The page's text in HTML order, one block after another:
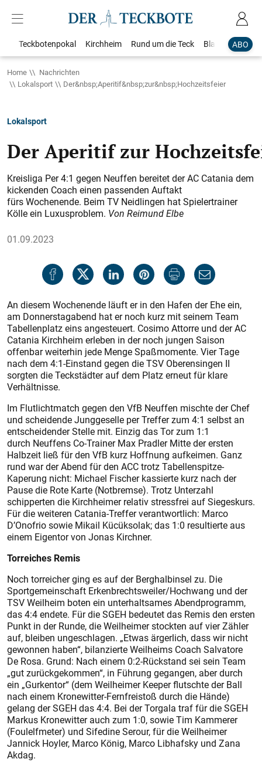
ABO
Teckbotenpokal Kirchheim Rund um die Teck Blaulicht
Home
Nachrichten
Lokalsport
Der&nbsp;Aperitif&nbsp;zur&nbsp;Hochzeitsfeier
Lokalsport
Der Aperitif zur
Kreisliga Per 4:1 gegen Neuffen bereitet der AC Catania dem
kickenden Coach einen passenden Auftakt
fürs Wochenende. Beim TV Neidlingen hat Spielertrainer
Kölle ein Luxusproblem. Von Reimund Elbe
01.09.2023
An diesem Wochenende läuft er in den Hafen der Ehe ein,
am Donnerstagabend hat er noch kurz mit seinem Team
Tabellenplatz eins angesteuert. Cosimo Attorre und der AC
Catania Kirchheim erleben in der noch jungen Saison
offenbar weiterhin jede Menge Spaßmomente. Vier Tage
nach dem 4:1-Einstand gegen die TSV Oberensingen II
sorgten die Teckstädter auf dem Platz erneut für klare
Verhältnisse.
Im Flutlichtmatch gegen den VfB Neuffen mischte der Chef
und scheidende Junggeselle per Treffer zum 4:1 selbst an
entscheidender Stelle mit. Einzig das Tor zum 1:1
durch Neuffens Co-Trainer Max Pradler Mitte der ersten
Halbzeit ließ für den VfB kurz Hoffnung aufkeimen. Ganz
rund war der Abend für den ACC trotz Tabellenspitze-
Kaperung nicht: Michael Fischer kassierte kurz nach der
Pause die Rote Karte (Notbremse). Trotz Unterzahl
schipperten die Kirchheimer relativ stressfrei auf Siegeskurs.
Für die weiteren Catania-Treffer verantwortlich: Marco
D’Onofrio sowie Mikail Kücüksolak; das 1:0 resultierte aus
einem Eigentor von Jonas Kirchner.
Torreiches Remis
Noch torreicher ging es auf der Berghalbinsel zu. Die
Sportgemeinschaft Erkenbrechtsweiler/Hochwang und der
TSV Weilheim boten ein unterhaltsames Abendprogramm,
das 4:4 endete. Für die SGEH bedeutet das Remis den ersten
Punkt in der Runde, die Weilheimer stockten auf vier Zähler
auf, bleiben ungeschlagen. „Etwas ärgerlich, dass wir nicht
gewonnen haben“, bilanzierte Weilheims Coach Salvatore
De Rosa. Grund: Nach einem 0:2-Rückstand sei sein Team
„gut zurückgekommen“, in Führung gegangen, aber durch
ein „Gurkentor“ (dem Weilheimer Keeper flutschte der Ball
nach einem Kronewitter-Fernfreistoß durch die Hände)
gelang der SGEH das 4:4. Bei der Torgala traf für die SGEH
Markus Kronewitter auch zum 1:0, sowie Tim Kammerer
(Foulelfmeter) und Sifedine Serour, für die Weilheimer
Jannick Hoyler, Marco König, Marco Libhafsky und Zana
Akdag.